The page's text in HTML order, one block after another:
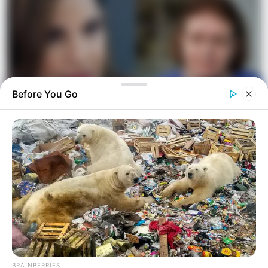
Η «κρυφή» κόντρα Μενδώνη και Κεφαλογιάννη
TRENDING NOW
01 ΑΣΤΥΝΟΜΙΚΆ
Ανήλικος έγινε στόχος απατεώνων – Μετά από
επιχείρηση της ΕΛΑΣ συνελήφθη 63χρονη που
προσπάθησε να τον εξαπατήσει τηλεφωνικά
Before You Go
BRAINBERRIES